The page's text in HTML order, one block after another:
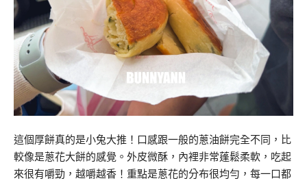
這個厚餅真的是小兔大推！口感跟一般的蔥油餅完全不同，比
較像是蔥花大餅的感覺。外皮微酥，內裡非常蓬鬆柔軟，吃起
來很有嚼勁，越嚼越香！重點是蔥花的分布很均勻，每一口都